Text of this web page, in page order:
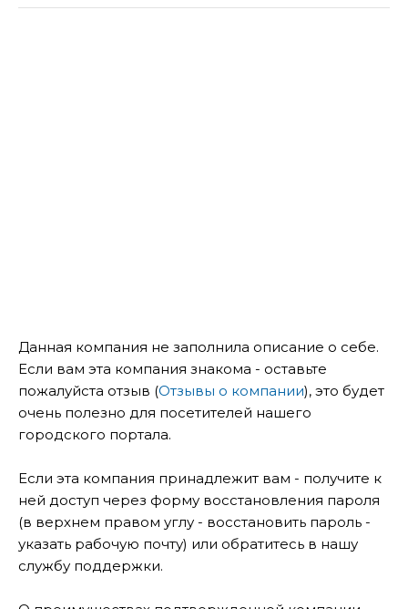
Данная компания не заполнила описание о себе.
Если вам эта компания знакома - оставьте
пожалуйста отзыв (Отзывы о компании), это будет
очень полезно для посетителей нашего
городского портала.
Если эта компания принадлежит вам - получите к
ней доступ через форму восстановления пароля
(в верхнем правом углу - восстановить пароль -
указать рабочую почту) или обратитесь в нашу
службу поддержки.